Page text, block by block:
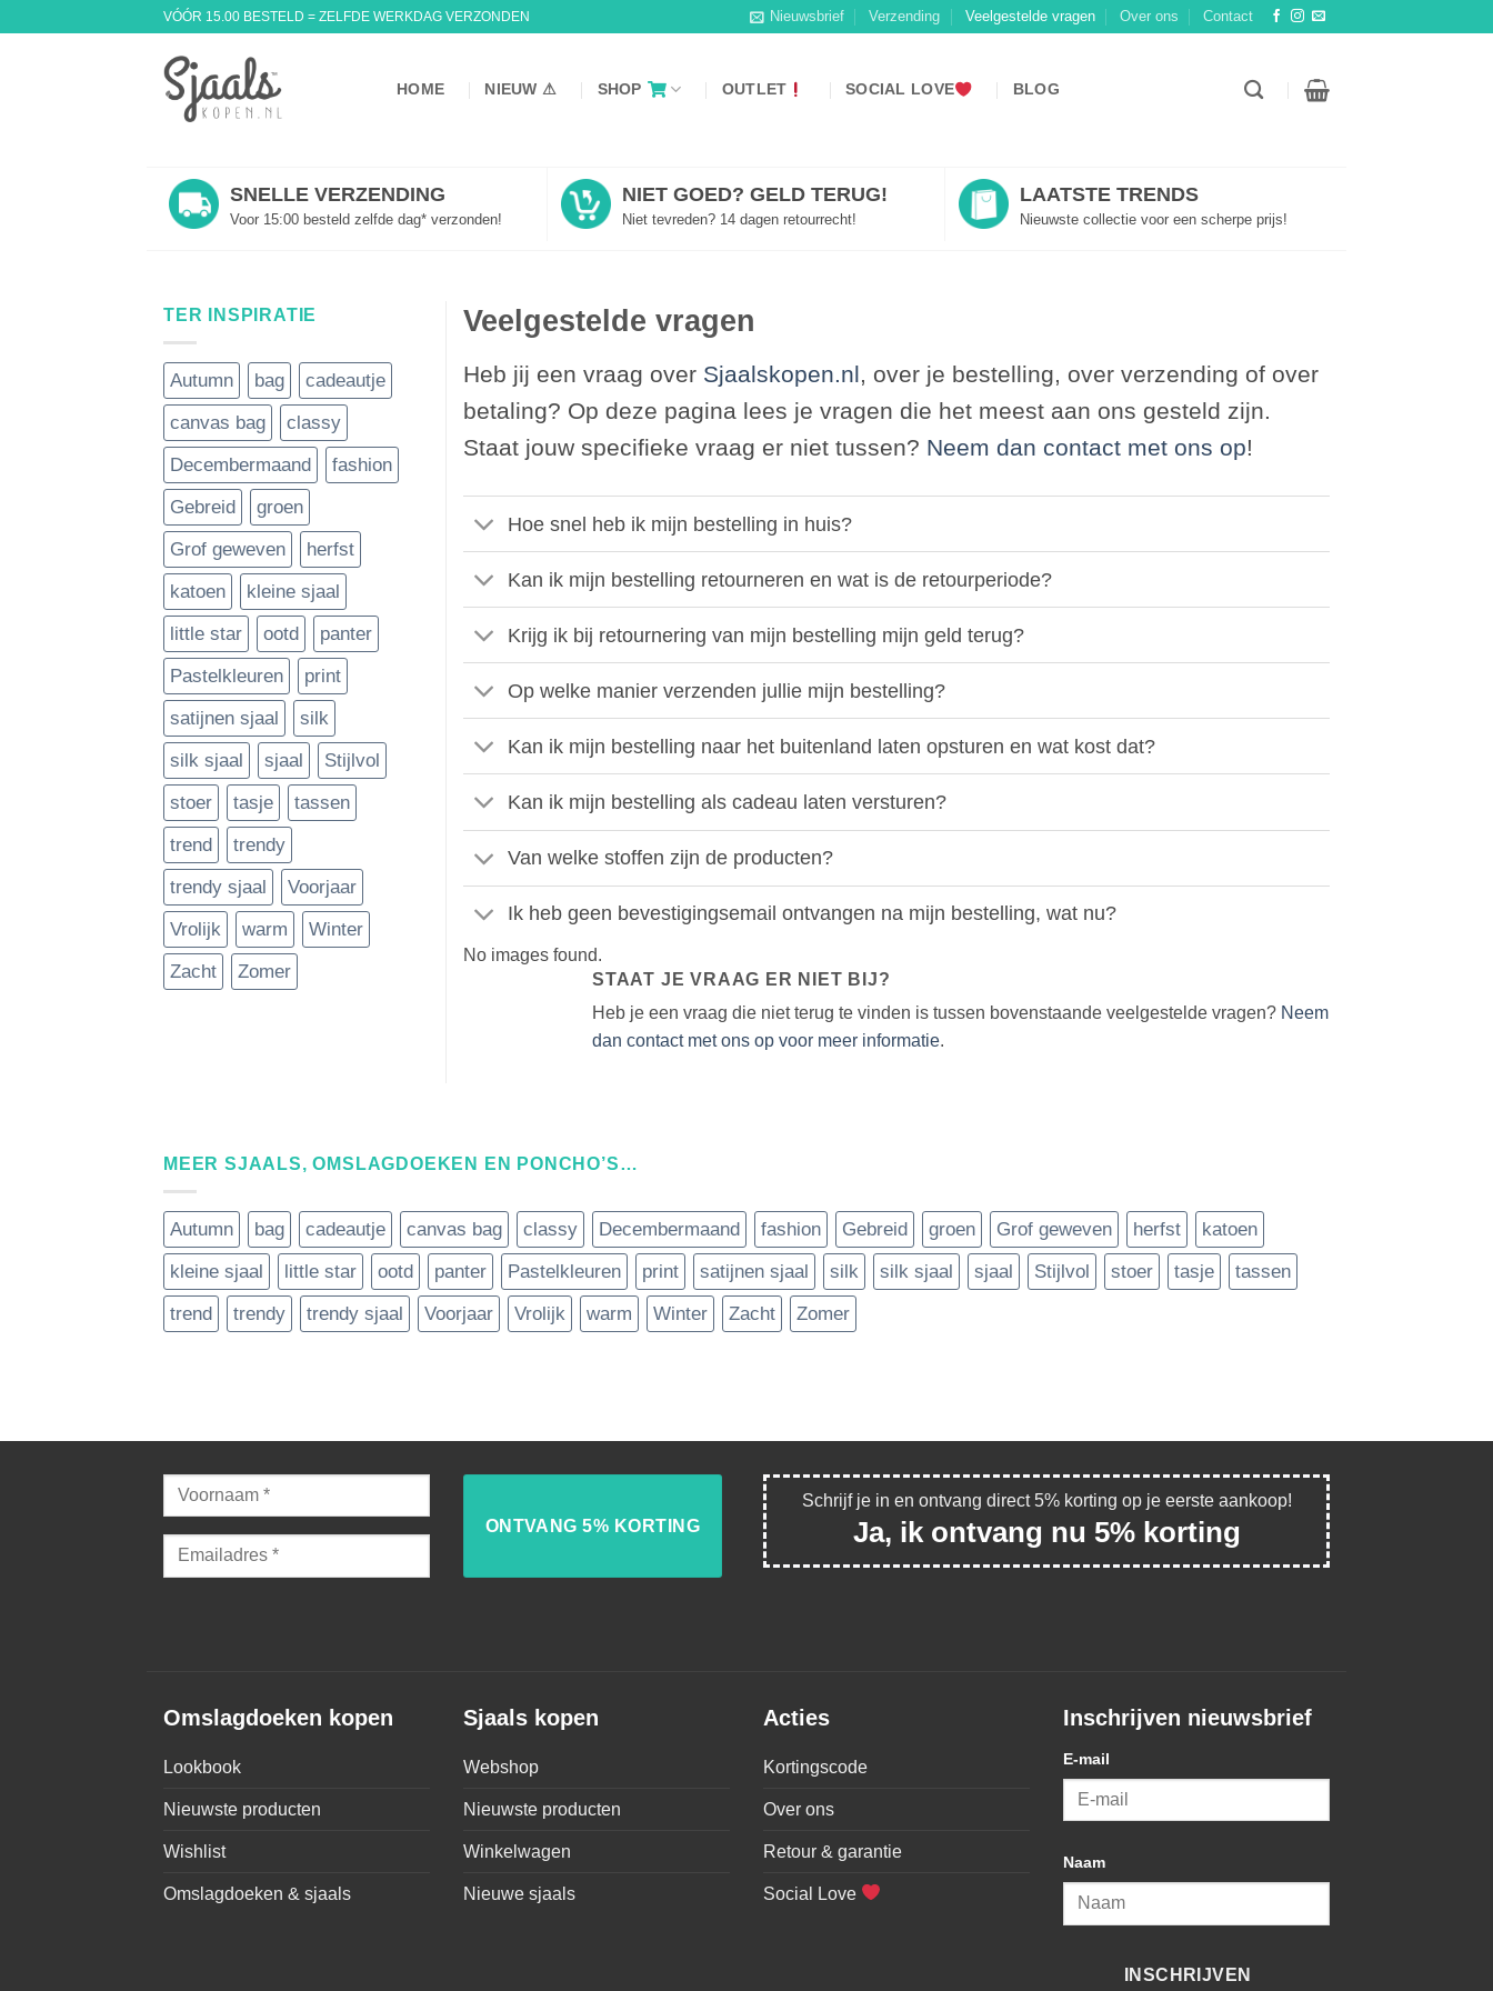
VÓÓR 15.00 BESTELD = ZELFDE WERKDAG VERZONDEN Nieuwsbrief Verzending Veelgestelde vragen Over ons Contact
HOME NIEUW ⚠ SHOP OUTLET SOCIAL LOVE BLOG
SNELLE VERZENDING
Voor 15:00 besteld zelfde dag* verzonden!
NIET GOED? GELD TERUG!
Niet tevreden? 14 dagen retourrecht!
LAATSTE TRENDS
Nieuwste collectie voor een scherpe prijs!
Veelgestelde vragen
Heb jij een vraag over Sjaalskopen.nl, over je bestelling, over verzending of over
betaling? Op deze pagina lees je vragen die het meest aan ons gesteld zijn.
Staat jouw specifieke vraag er niet tussen? Neem dan contact met ons op!
Hoe snel heb ik mijn bestelling in huis?
Kan ik mijn bestelling retourneren en wat is de retourperiode?
Krijg ik bij retournering van mijn bestelling mijn geld terug?
Op welke manier verzenden jullie mijn bestelling?
Kan ik mijn bestelling naar het buitenland laten opsturen en wat kost dat?
Kan ik mijn bestelling als cadeau laten versturen?
Van welke stoffen zijn de producten?
Ik heb geen bevestigingsemail ontvangen na mijn bestelling, wat nu?
No images found.
STAAT JE VRAAG ER NIET BIJ?
Heb je een vraag die niet terug te vinden is tussen bovenstaande veelgestelde vragen? Neem
dan contact met ons op voor meer informatie.
TER INSPIRATIE
Autumn bag
cadeautje
canvas bag
classy
Decembermaand
fashion
Gebreid
groen
Grof geweven
herfst
katoen
kleine sjaal
little star
ootd
panter
Pastelkleuren
print
satijnen sjaal
silk
silk sjaal
sjaal
Stijlvol
stoer
tasje
tassen
trend
trendy
trendy sjaal
Voorjaar
Vrolijk
warm
Winter
Zacht
Zomer
MEER SJAALS, OMSLAGDOEKEN EN PONCHO’S…
Autumn bag cadeautje canvas bag classy Decembermaand fashion Gebreid groen Grof geweven herfst
katoen
kleine sjaal
little star ootd panter Pastelkleuren print satijnen sjaal silk silk sjaal sjaal Stijlvol stoer tasje
tassen
trend
trendy trendy sjaal Voorjaar Vrolijk warm Winter Zacht Zomer
Schrijf je in en ontvang direct 5% korting op je eerste aankoop!
Ja, ik ontvang nu 5% korting
Omslagdoeken kopen
Lookbook
Nieuwste producten
Wishlist
Omslagdoeken & sjaals
Sjaals kopen
Webshop
Nieuwste producten
Winkelwagen
Nieuwe sjaals
Acties
Kortingscode
Over ons
Retour & garantie
Social Love
Inschrijven nieuwsbrief
E-mail
Naam
INSCHRIJVEN